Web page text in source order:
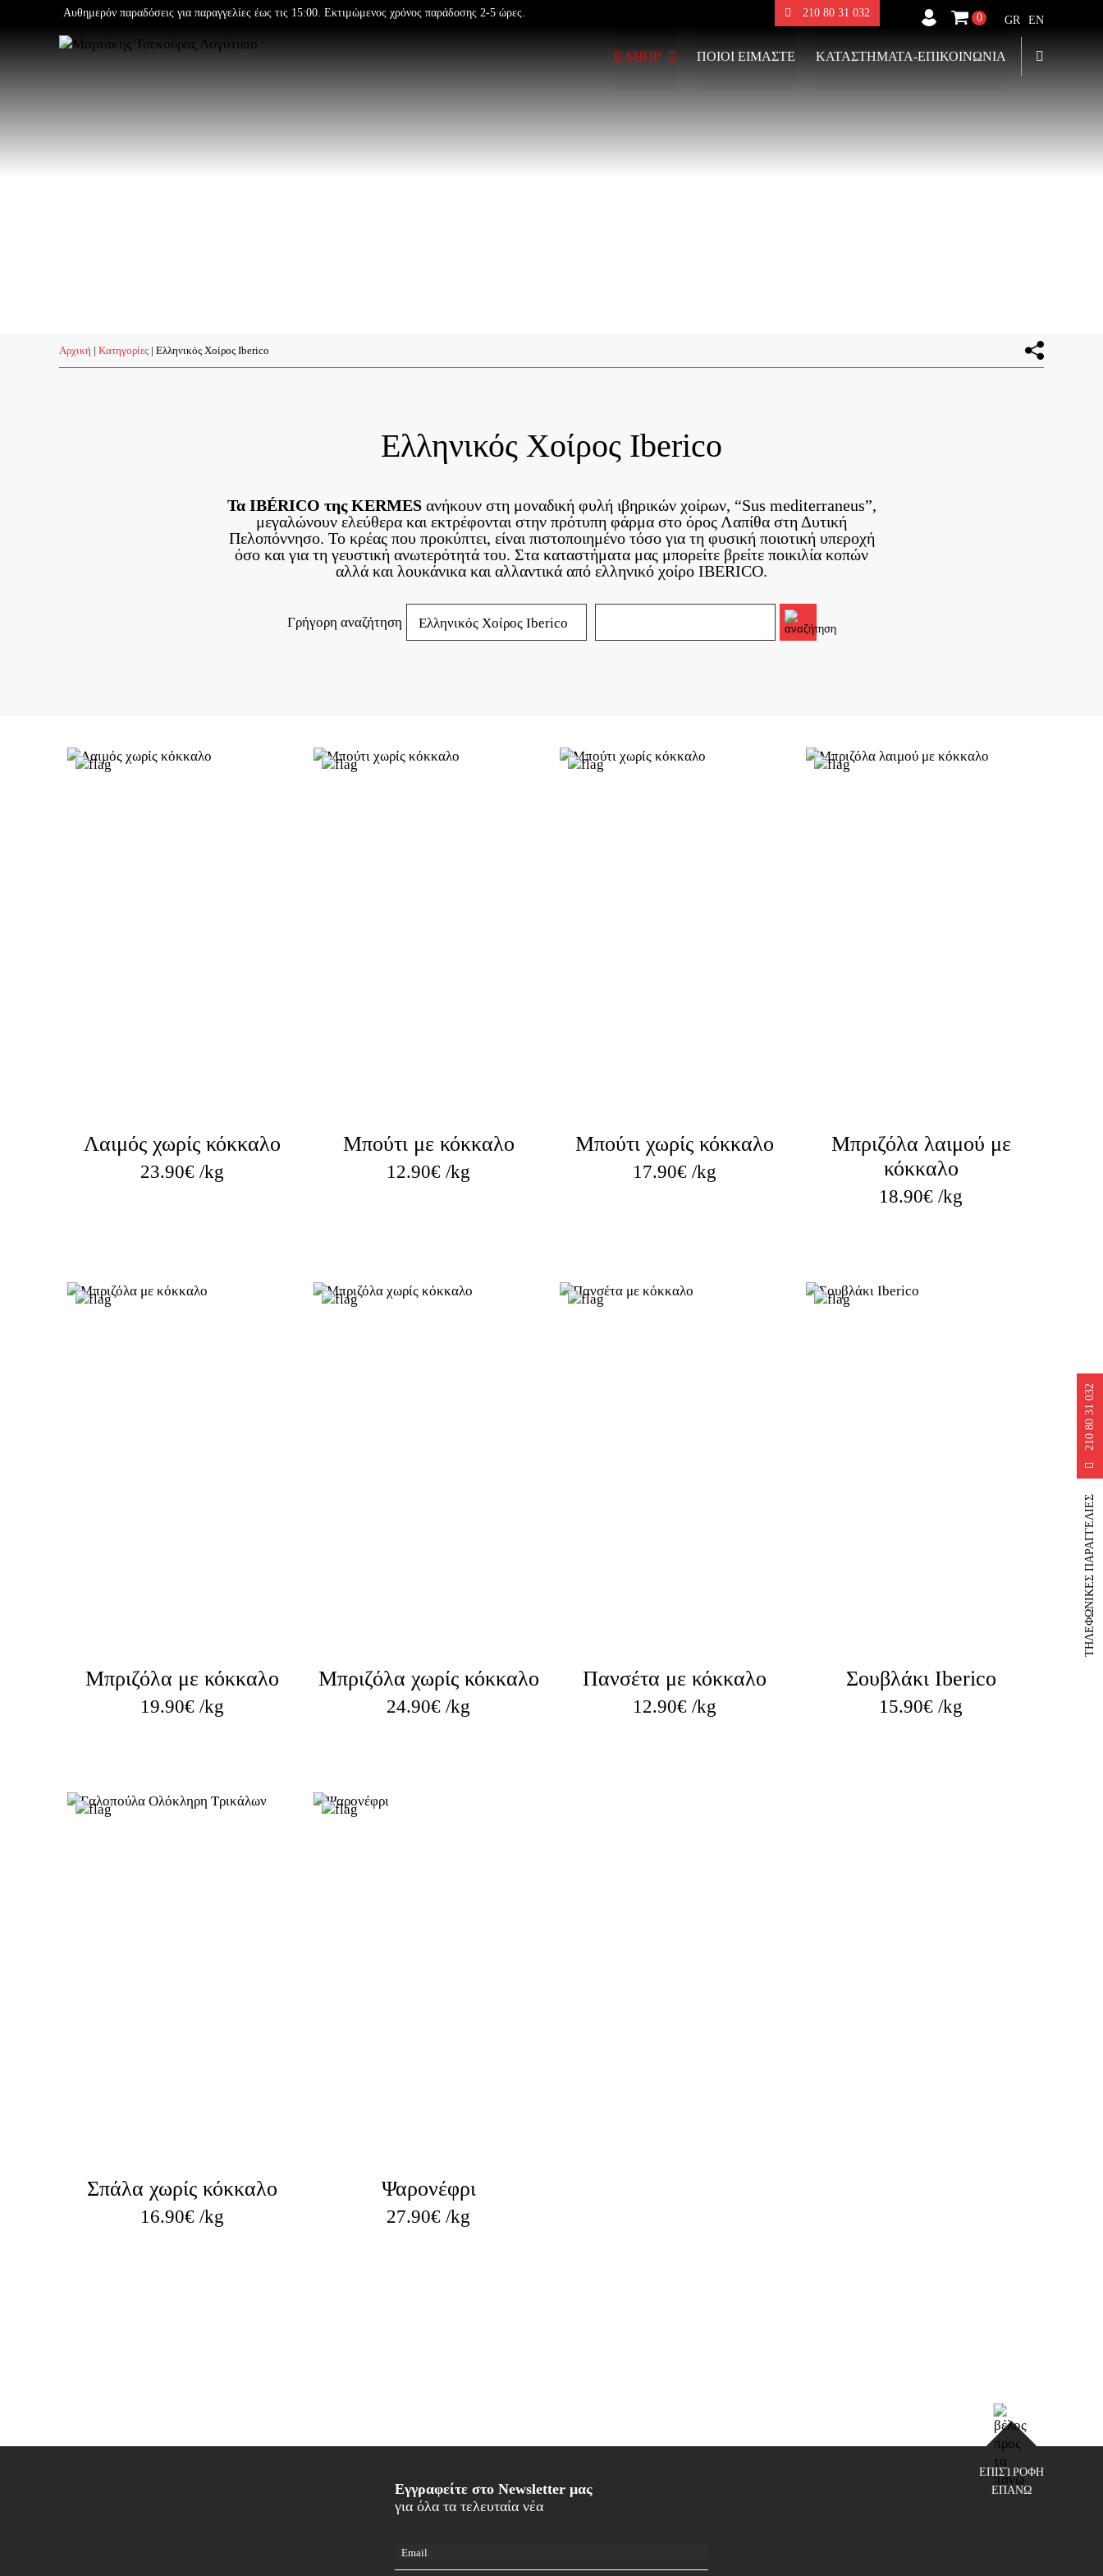
περιεχόμενο
Αυθημερόν παραδόσεις για παραγγελίες έως τις 15:00. Εκτιμώμενος χρόνος παράδοσης 2-5 ώρες. 210 80 31 032 0 GR EN
E-SHOP ΠΟΙΟΙ ΕΙΜΑΣΤΕ ΚΑΤΑΣΤΗΜΑΤΑ-ΕΠΙΚΟΙΝΩΝΙΑ
Αρχική | Κατηγορίες | Ελληνικός Χοίρος Iberico
Ελληνικός Χοίρος Iberico
Τα IBÉRICO της KERMES ανήκουν στη μοναδική φυλή ιβηρικών χοίρων, “Sus mediterraneus”,
μεγαλώνουν ελεύθερα και εκτρέφονται στην πρότυπη φάρμα στο όρος Λαπίθα στη Δυτική
Πελοπόννησο. Το κρέας που προκύπτει, είναι πιστοποιημένο τόσο για τη φυσική ποιοτική υπεροχή
όσο και για τη γευστική ανωτερότητά του. Στα καταστήματα μας μπορείτε βρείτε ποικιλία κοπών
αλλά και λουκάνικα και αλλαντικά από ελληνικό χοίρο IBERICO.
Γρήγορη αναζήτηση Ελληνικός Χοίρος Iberico
Λαιμός χωρίς κόκκαλο
23.90€ /kg
Μπούτι με κόκκαλο
12.90€ /kg
Μπούτι χωρίς κόκκαλο
17.90€ /kg
Μπριζόλα λαιμού με
κόκκαλο
18.90€ /kg
Μπριζόλα με κόκκαλο
19.90€ /kg
Μπριζόλα χωρίς κόκκαλο
24.90€ /kg
Πανσέτα με κόκκαλο
12.90€ /kg
Σουβλάκι Iberico
15.90€ /kg
Σπάλα χωρίς κόκκαλο
16.90€ /kg
Ψαρονέφρι
27.90€ /kg
ΤΗΛΕΦΩΝΙΚΕΣ ΠΑΡΑΓΓΕΛΙΕΣ
210 80 31 032
Εγγραφείτε στο Newsletter μας
για όλα τα τελευταία νέα
ΕΠΙΣΤΡΟΦΗ
ΕΠΑΝΩ